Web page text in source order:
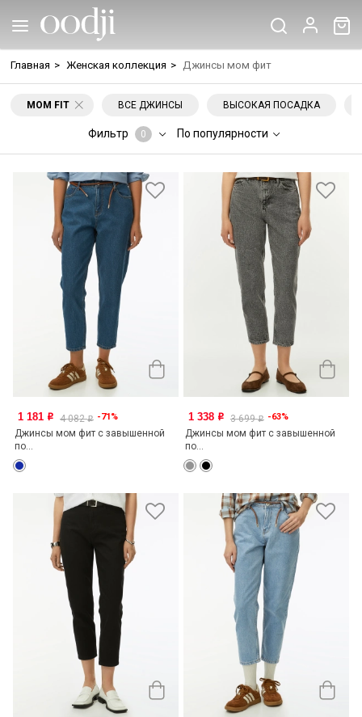
Главная > Женская коллекция > Джинсы мом фит
MOM FIT ВСЕ ДЖИНСЫ ВЫСОКАЯ ПОСАДКА
Фильтр 0 По популярности
1 181 o 4 082o -71%
Джинсы мом фит с завышенной
по...
1 338 o 3 699o -63%
Джинсы мом фит с завышенной
по...